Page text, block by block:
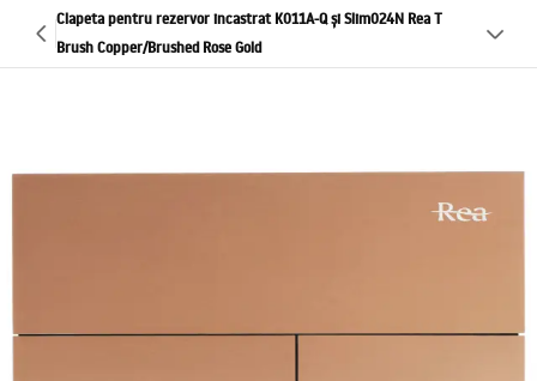
Clapeta pentru rezervor incastrat K011A-Q și Slim024N Rea T
Brush Copper/Brushed Rose Gold